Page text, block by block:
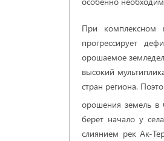
При комплексном
прогрессирует
орошаемое
высокий
стран региона.
орошения земель
берет начало у
слиянием рек Ак-